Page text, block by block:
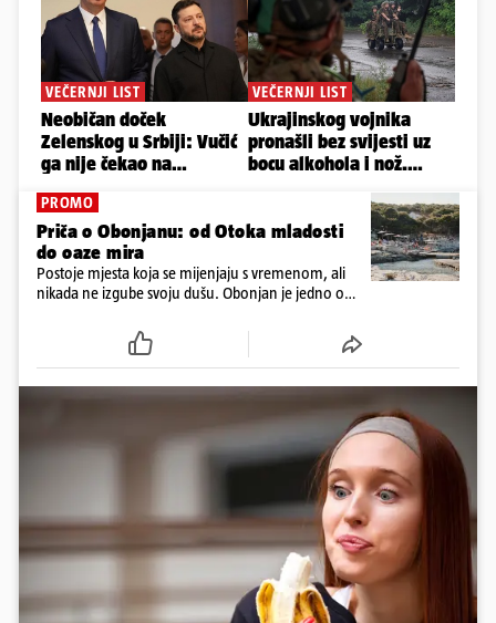
PROMO
Priča o Obonjanu: od Otoka mladosti
do oaze mira
Postoje mjesta koja se mijenjaju s vremenom, ali
nikada ne izgube svoju dušu. Obonjan je jedno od